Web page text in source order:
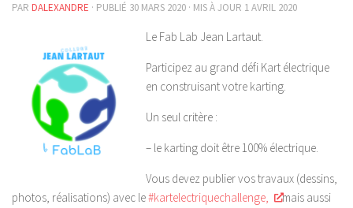
PAR DALEXANDRE · PUBLIÉ 30 MARS 2020 · MIS À JOUR 1 AVRIL 2020
Le Fab Lab Jean Lartaut.
Participez au grand défi Kart électrique
en construisant votre karting.
Un seul critère :
– le karting doit être 100% électrique.
Vous devez publier vos travaux (dessins,
photos, réalisations) avec le#kartelectriquechallenge,
mais aussi